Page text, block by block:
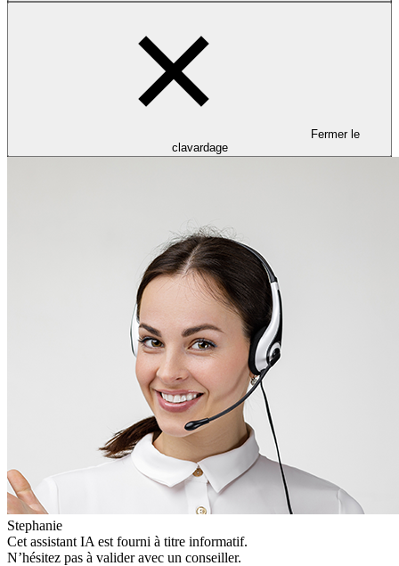
Fermer le
clavardage
Stephanie
Cet assistant IA est fourni à titre informatif.
N’hésitez pas à valider avec un conseiller.